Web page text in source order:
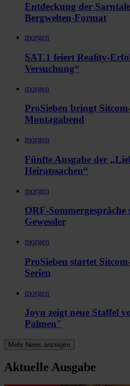
Entdeckung der
Bergwelten-Format
morgen
SAT.1 feiert Reality-
Versuchung“
morgen
ProSieben bringt
Montagabend
morgen
Fünfte Ausgabe der
Heiratssachen“
morgen
ORF-
Gewessler
morgen
ProSieben startet
Serien
morgen
Joyn zeigt neue Staffel
Palmen"
Mehr News anzeigen
Aktuelle Ausgabe